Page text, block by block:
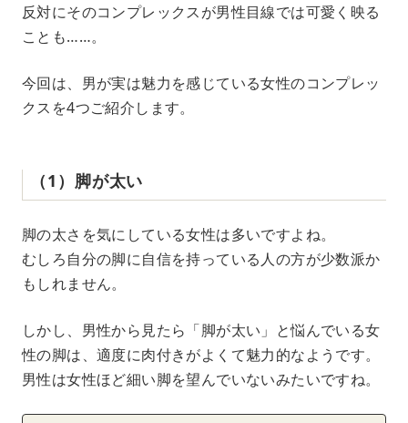
反対にそのコンプレックスが男性目線では可愛く映る
ことも……。
今回は、男が実は魅力を感じている女性のコンプレッ
クスを4つご紹介します。
（1）脚が太い
脚の太さを気にしている女性は多いですよね。
むしろ自分の脚に自信を持っている人の方が少数派か
もしれません。
しかし、男性から見たら「脚が太い」と悩んでいる女
性の脚は、適度に肉付きがよくて魅力的なようです。
男性は女性ほど細い脚を望んでいないみたいですね。